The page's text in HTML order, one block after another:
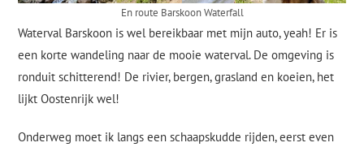
En route Barskoon Waterfall
Waterval Barskoon is wel bereikbaar met mijn auto, yeah! Er is
een korte wandeling naar de mooie waterval. De omgeving is
ronduit schitterend! De rivier, bergen, grasland en koeien, het
lijkt Oostenrijk wel!
Onderweg moet ik langs een schaapskudde rijden, eerst even